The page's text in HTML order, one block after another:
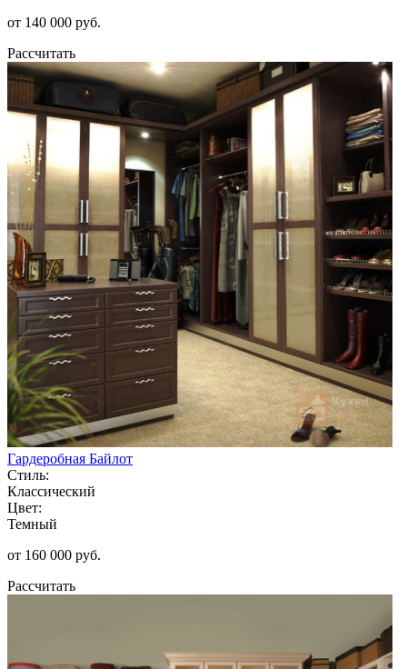
от 140 000 руб.
Рассчитать
Гардеробная Байлот
Стиль:
Классический
Цвет:
Темный
от 160 000 руб.
Рассчитать